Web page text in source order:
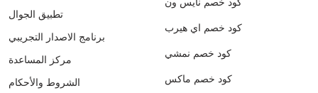
تطبيق الجوال
برنامج الاصدار التجريبي
مركز المساعدة
الشروط والأحكام
كود خصم اي هيرب
كود خصم نمشي
كود خصم ماكس